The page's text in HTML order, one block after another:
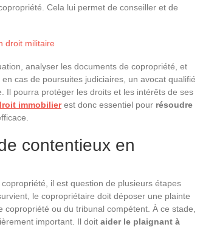
Cela lui permet de conseiller et de
droit militaire
analyser les documents de copropriété, et
cas de poursuites judiciaires, un avocat qualifié
Il pourra protéger les droits et les intérêts de ses
immobilierest donc essentiel pour résoudre
contentieux en
il est question de plusieurs étapes
le copropriétaire doit déposer une plainte
ou du tribunal compétent. À ce stade,
important. Il doit aider le plaignant à